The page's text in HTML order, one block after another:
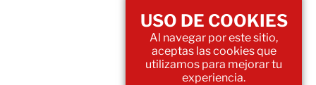
USO DE COOKIES
Al navegar por este sitio,
aceptas las cookies que
utilizamos para mejorar tu
experiencia.